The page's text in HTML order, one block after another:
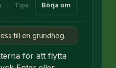
Tips Börja om
till en grundhög.
för att flytta